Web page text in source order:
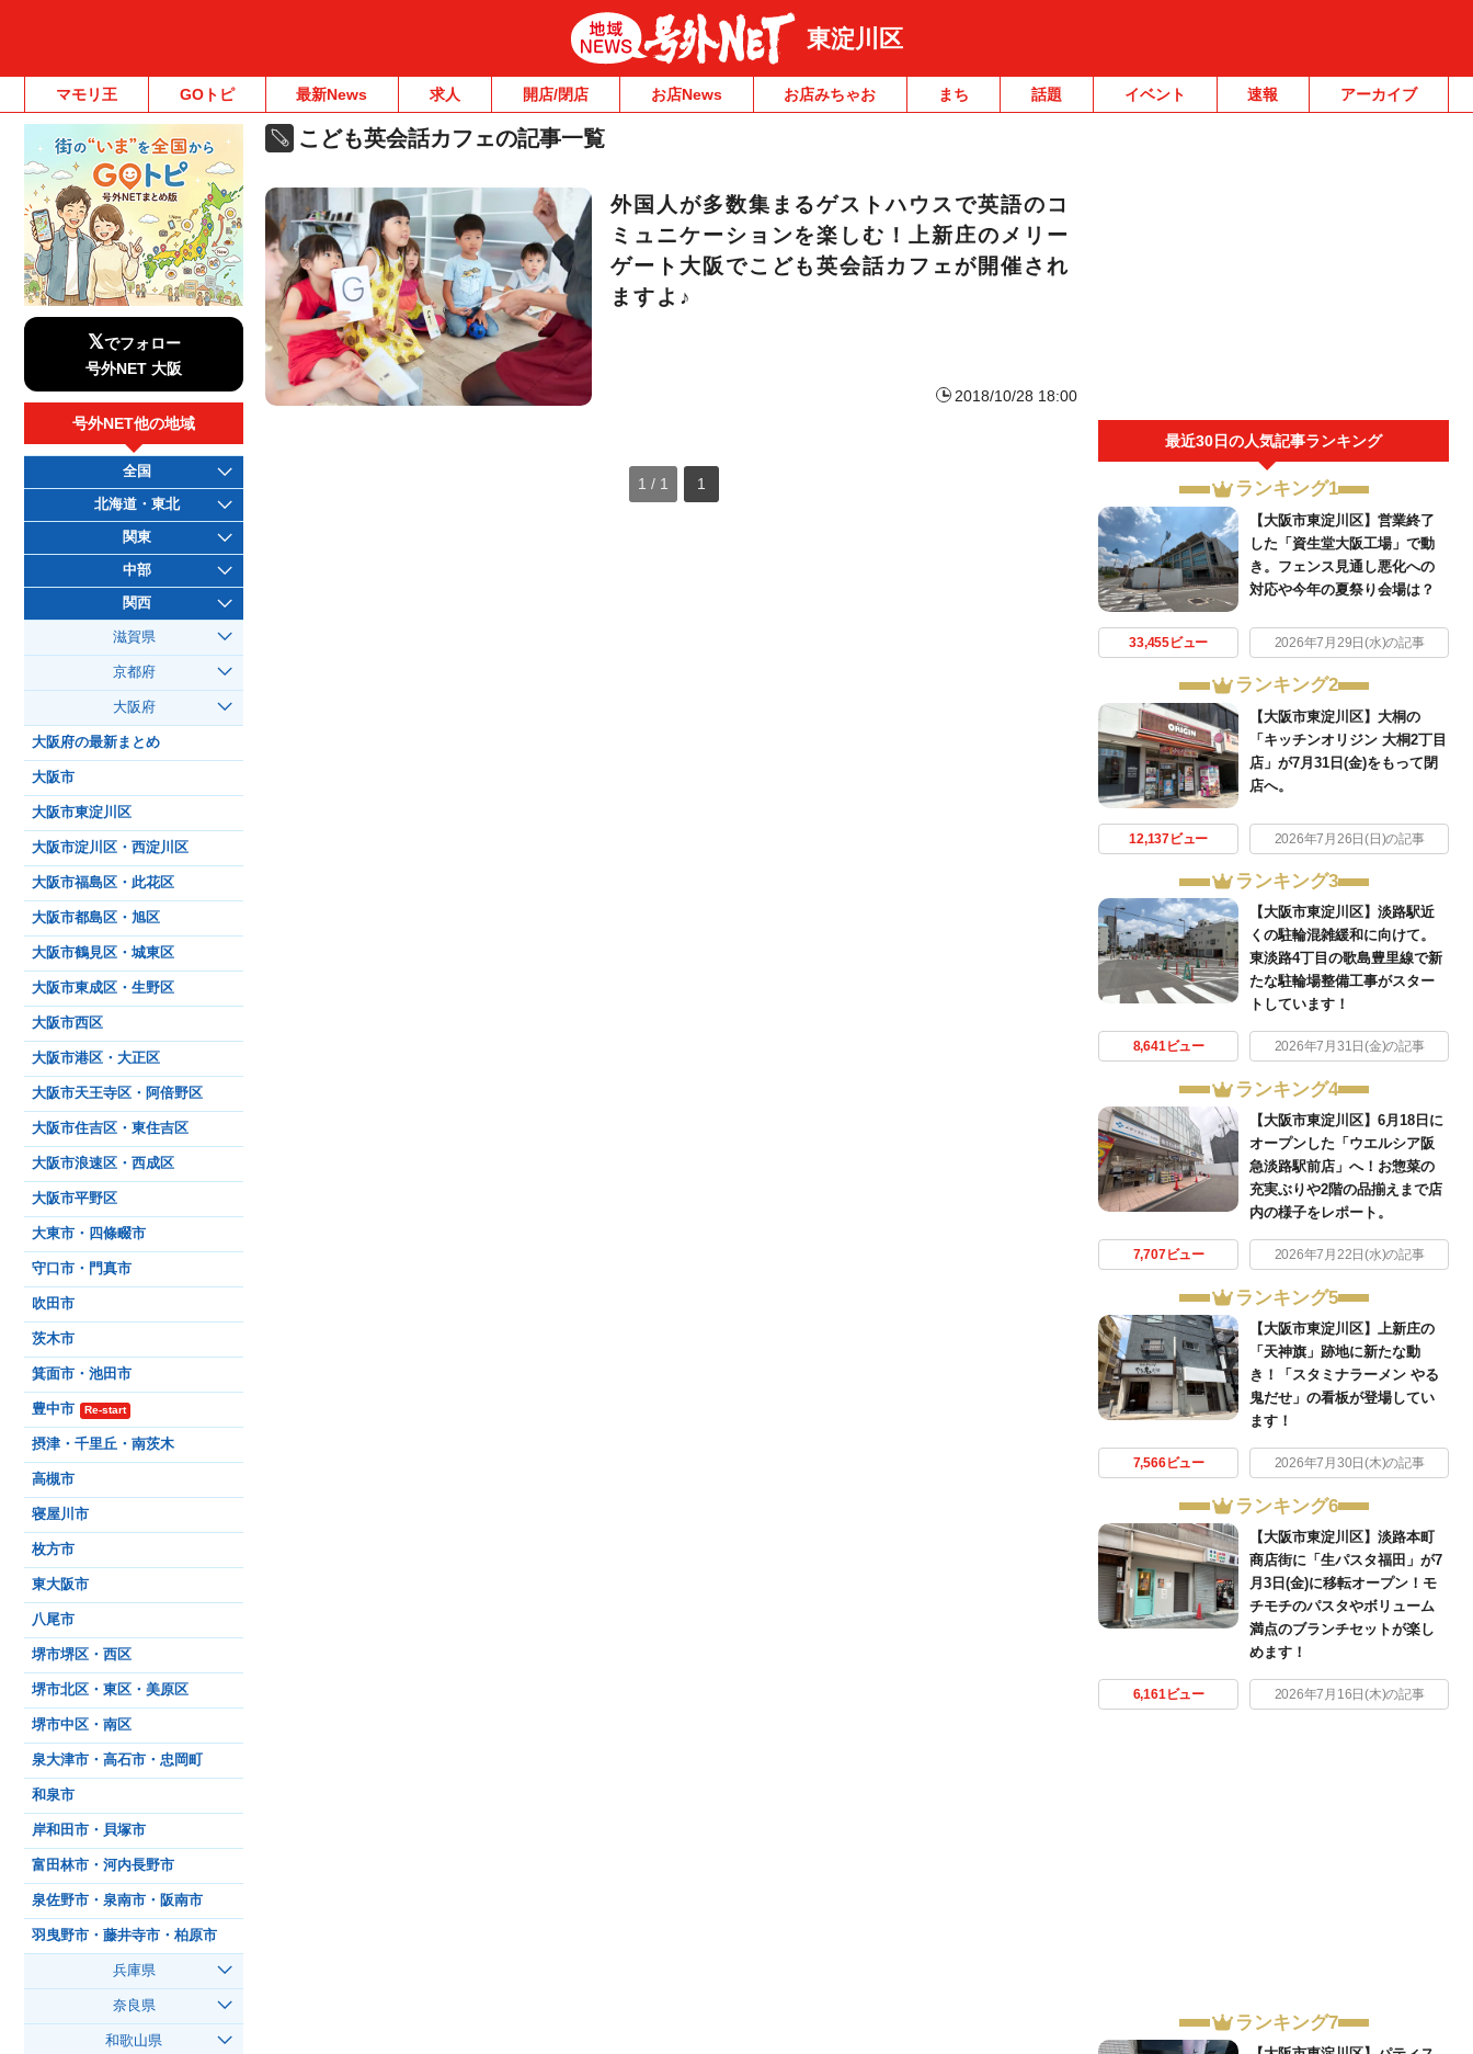
東淀川区
マモリ王 GOトピ 最新News 求人 開店/閉店 お店News お店みちゃお まち 話題 イベント 速報 アーカイブ
こども英会話カフェの記事一覧
外国人が多数集まるゲストハウスで英語のコ
ミュニケーションを楽しむ！上新庄のメリー
ゲート大阪でこども英会話カフェが開催され
ますよ♪
2018/10/28 18:00
1 / 1 1
最近30日の人気記事ランキング
ランキング1
【大阪市東淀川区】営業終了
した「資生堂大阪工場」で動
き。フェンス見通し悪化への
対応や今年の夏祭り会場は？
33,455ビュー 2026年7月29日(水)の記事
ランキング2
【大阪市東淀川区】大桐の
「キッチンオリジン 大桐2丁目
店」が7月31日(金)をもって閉
店へ。
12,137ビュー 2026年7月26日(日)の記事
ランキング3
【大阪市東淀川区】淡路駅近
くの駐輪混雑緩和に向けて。
東淡路4丁目の歌島豊里線で新
たな駐輪場整備工事がスター
トしています！
8,641ビュー 2026年7月31日(金)の記事
ランキング4
【大阪市東淀川区】6月18日に
オープンした「ウエルシア阪
急淡路駅前店」へ！お惣菜の
充実ぶりや2階の品揃えまで店
内の様子をレポート。
7,707ビュー 2026年7月22日(水)の記事
ランキング5
【大阪市東淀川区】上新庄の
「天神旗」跡地に新たな動
き！「スタミナラーメン やる
鬼だせ」の看板が登場してい
ます！
7,566ビュー 2026年7月30日(木)の記事
ランキング6
【大阪市東淀川区】淡路本町
商店街に「生パスタ福田」が7
月3日(金)に移転オープン！モ
チモチのパスタやボリューム
満点のブランチセットが楽し
めます！
6,161ビュー 2026年7月16日(木)の記事
ランキング7
𝕏でフォロー
号外NET 大阪
号外NET他の地域
全国
北海道・東北
関東
中部
関西
滋賀県
京都府
大阪府
大阪府の最新まとめ
大阪市
大阪市東淀川区
大阪市淀川区・西淀川区
大阪市福島区・此花区
大阪市都島区・旭区
大阪市鶴見区・城東区
大阪市東成区・生野区
大阪市西区
大阪市港区・大正区
大阪市天王寺区・阿倍野区
大阪市住吉区・東住吉区
大阪市浪速区・西成区
大阪市平野区
大東市・四條畷市
守口市・門真市
吹田市
茨木市
箕面市・池田市
豊中市 Re-start
摂津・千里丘・南茨木
高槻市
寝屋川市
枚方市
東大阪市
八尾市
堺市堺区・西区
堺市北区・東区・美原区
堺市中区・南区
泉大津市・高石市・忠岡町
和泉市
岸和田市・貝塚市
富田林市・河内長野市
泉佐野市・泉南市・阪南市
羽曳野市・藤井寺市・柏原市
兵庫県
奈良県
和歌山県